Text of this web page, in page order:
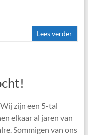
Lees verder
zijn een 5-tal
elkaar al jaren van
Sommigen van ons